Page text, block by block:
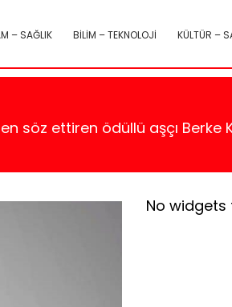
– SAĞLIK BİLİM – TEKNOLOJİ KÜLTÜR –
söz ettiren ödüllü aşçı
No widgets